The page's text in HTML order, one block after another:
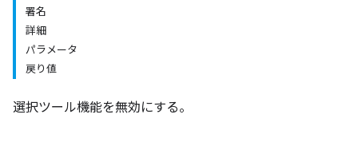
署名
詳細
パラメータ
戻り値
選択ツール機能を無効にする。